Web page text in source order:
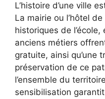
L’histoire d’une ville
La mairie ou l’hôtel
historiques de
anciens métiers
gratuite, ainsi qu’une
préservation de ce
l’ensemble du
sensibilisation